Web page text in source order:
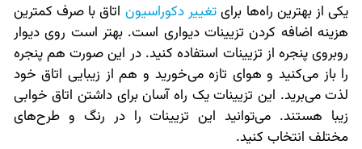
یکی از بهترین راه‌ها برایتغییر دکوراسیون اتاق با صرف کمترین
هزینه اضافه کردن تزیینات دیواری است. بهتر است روی دیوار
روبروی پنجره از تزیینات استفاده کنید. در این صورت هم پنجره
را باز می‌کنید و هوای تازه می‌خورید و هم از زیبایی اتاق خود
لذت می‌برید. این تزیینات یک راه آسان برای داشتن اتاق خوابی
زیبا هستند. می‌توانید این تزیینات را در رنگ و طرح‌های
مختلف انتخاب کنید.